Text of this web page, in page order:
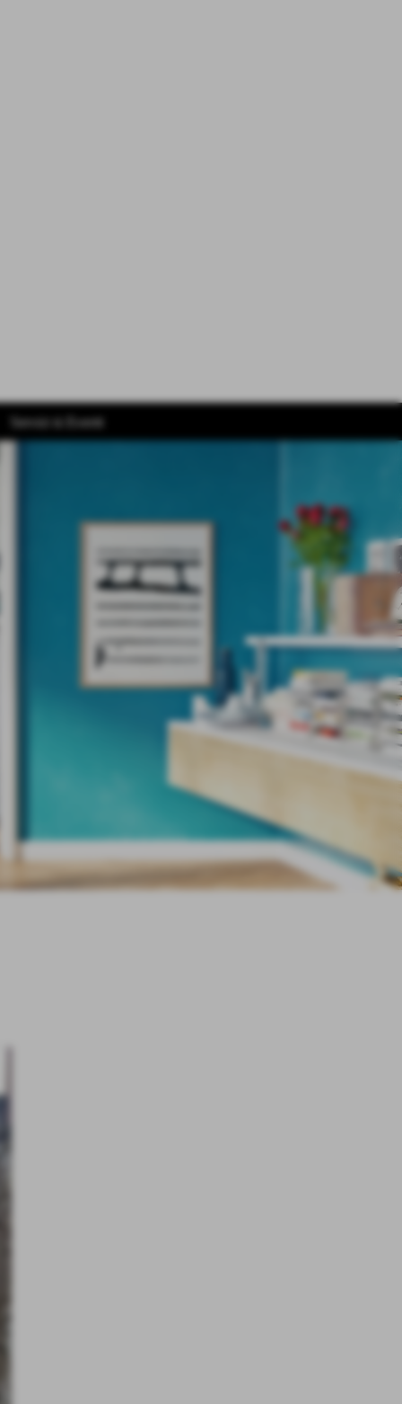
Servizi & Eventi